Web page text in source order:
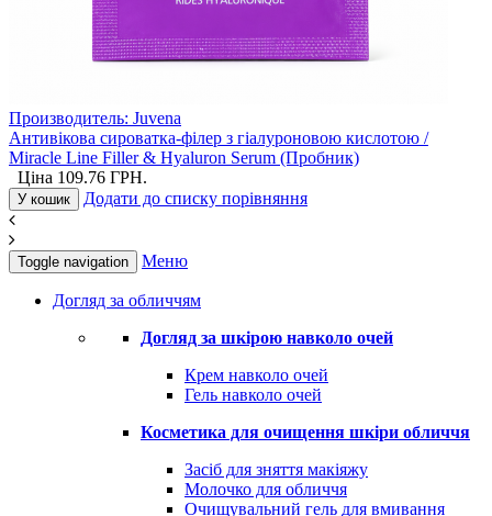
Производитель: Juvena
Антивікова сироватка-філер з гіалуроновою кислотою /
Miracle Line Filler & Hyaluron Serum (Пробник)
Ціна 109.76 ГРН.
У кошик Додати до списку порівняння
Toggle navigation Меню
Догляд за обличчям
Догляд за шкірою навколо очей
Крем навколо очей
Гель навколо очей
Косметика для очищення шкіри обличчя
Засіб для зняття макіяжу
Молочко для обличчя
Очищувальний гель для вмивання